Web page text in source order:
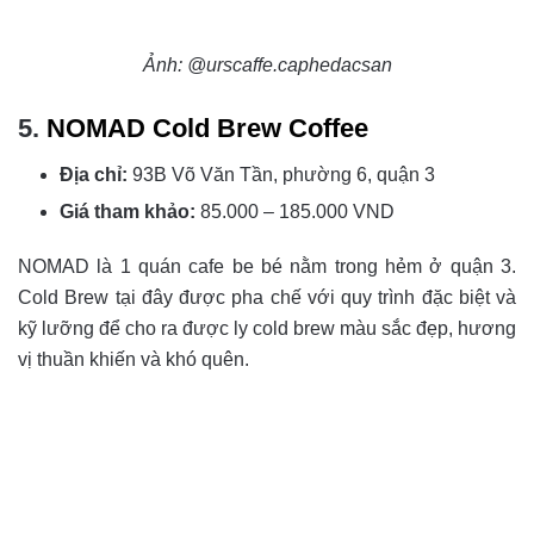
Ảnh: @urscaffe.caphedacsan
5. NOMAD Cold Brew Coffee
Địa chỉ: 93B Võ Văn Tần, phường 6, quận 3
Giá tham khảo: 85.000 – 185.000 VND
NOMAD là 1 quán cafe be bé nằm trong hẻm ở quận 3.
Cold Brew tại đây được pha chế với quy trình đặc biệt và
kỹ lưỡng để cho ra được ly cold brew màu sắc đẹp, hương
vị thuần khiến và khó quên. ⁣